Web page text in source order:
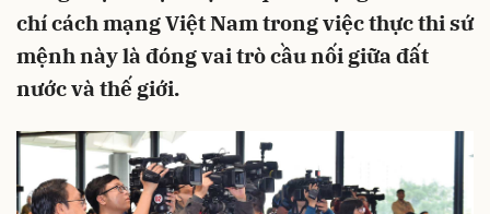
chí cách mạng Việt Nam trong việc thực thi sứ
mệnh này là đóng vai trò cầu nối giữa đất
nước và thế giới.